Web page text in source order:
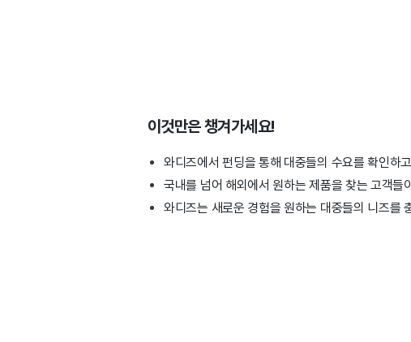
이것만은 챙겨가세요!
와디즈에서 펀딩을 통해 대중들의 수요를 확인하
국내를 넘어 해외에서 원하는 제품을 찾는 고객들
와디즈는 새로운 경험을 원하는 대중들의 니즈를